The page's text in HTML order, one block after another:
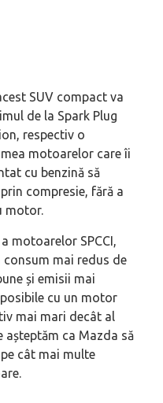
SUV compact va
de la Spark Plug
respectiv o
motoarelor care îi
cu benzină să
compresie, fără a
motor.
motoarelor SPCCI,
consum mai redus de
și emisii mai
cu un motor
mai mari decât al
așteptăm ca Mazda să
cât mai multe